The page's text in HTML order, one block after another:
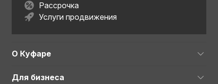
Рассрочка
Услуги продвижения
О Куфаре
Для бизнеса